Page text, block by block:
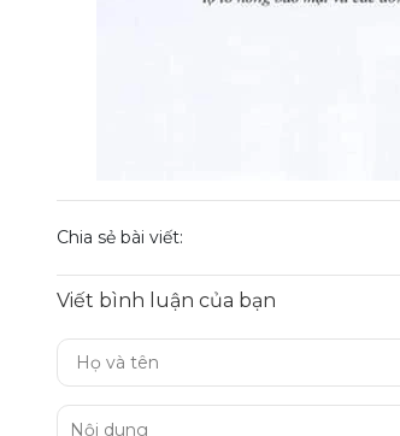
Chia sẻ bài viết:
Viết bình luận của bạn